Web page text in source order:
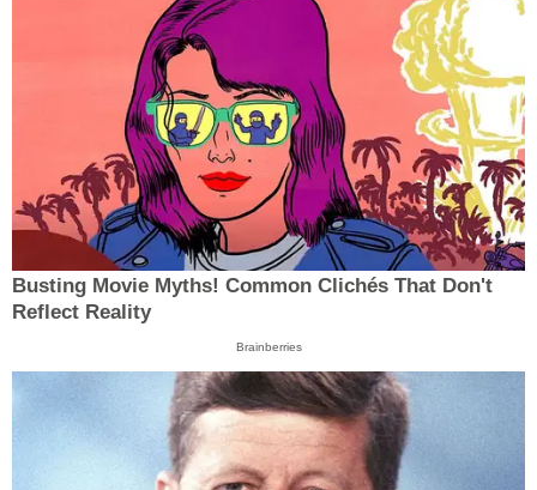
Busting Movie Myths! Common Clichés That Don't
Reflect Reality
Brainberries